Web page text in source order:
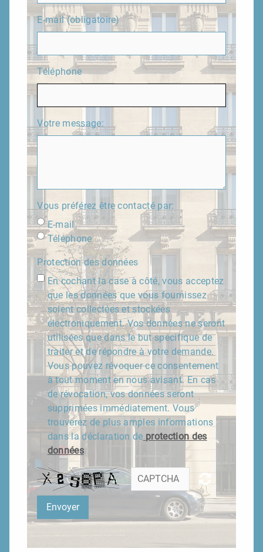
E-mail (obligatoire)
Téléphone
Votre message:
Vous préférez être contacté par:
E-mail
Téléphone
Protection des données
En cochant la case à côté, vous acceptez
que les données que vous fournissez
soient collectées et stockées
électroniquement. Vos données ne seront
utilisées que dans le but spécifique de
traiter et de répondre à votre demande.
Vous pouvez révoquer ce consentement
à tout moment en nous avisant. En cas
de révocation, vos données seront
supprimées immédiatement. Vous
trouverez de plus amples informations
dans la déclaration de protection des
données.
Envoyer